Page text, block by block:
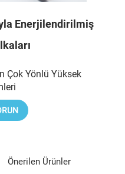
Enerjilendirilmiş
Çok Yönlü Yüksek
Önerilen Ürünler